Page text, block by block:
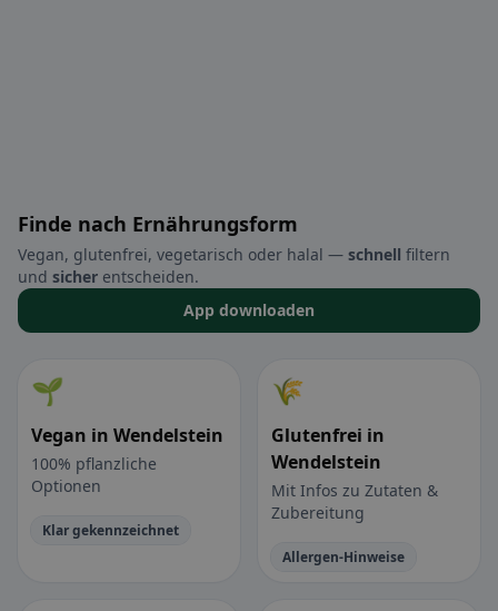
Finde nach Ernährungsform
Vegan, glutenfrei, vegetarisch oder halal — schnell filtern
und sicher entscheiden.
App downloaden
🌱
Vegan in Wendelstein
100% pflanzliche
Optionen
Klar gekennzeichnet
🌾
Glutenfrei in
Wendelstein
Mit Infos zu Zutaten &
Zubereitung
Allergen-Hinweise